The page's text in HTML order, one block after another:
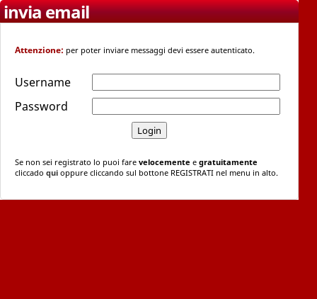
invia email
Attenzione: per poter inviare messaggi devi essere autenticato.
Username
Password
Se non sei registrato lo puoi fare velocemente e gratuitamente
cliccado qui oppure cliccando sul bottone REGISTRATI nel menu in alto.